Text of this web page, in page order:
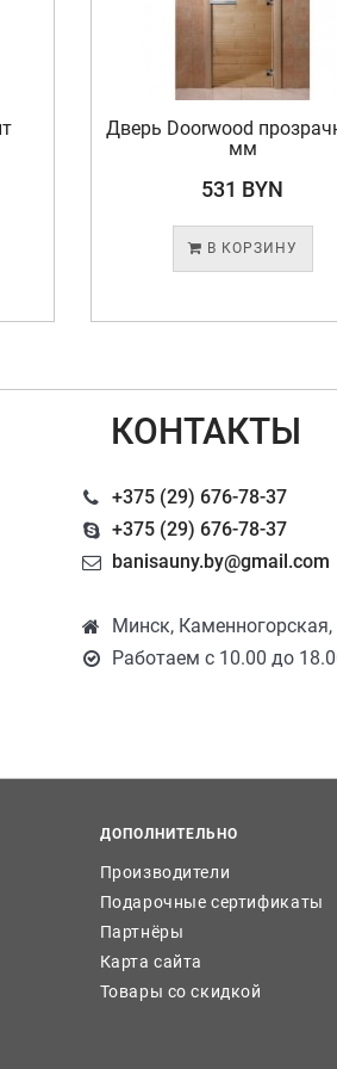
Дверь Doorwood
мм
531 BYN
В КОРЗИНУ
КОНТАКТЫ
+375 (29) 676-78-37
+375 (29) 676-78-37
banisauny.by@gmail.com
Минск, Каменногорская,
Работаем с 10.00 до
ДОПОЛНИТЕЛЬНО
Производители
Подарочные сертификаты
Партнёры
Карта сайта
Товары со скидкой